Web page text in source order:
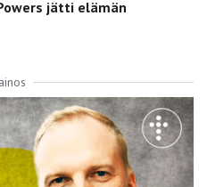
jätti elämän